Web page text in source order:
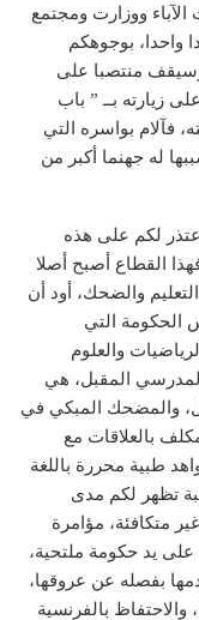
ووزارت ومجتمع
واحدا، بوجوهكم
منتصبا على
زيارته بــ ” باب
فآلام بواسره التي
له جهنما أكبر من
لكم على هذه
القطاع أصبح أصلا
والضحك، أود أن
التي
والعلوم
المدرسي المقبل، هي
والمضحك المبكي في
بالعلاقات مع
طبية محررة باللغة
تظهر لكم مدى
متكافئة، مؤامرة
على يد حكومة ملتحية،
بفصله عن عروقها،
والاحتفاظ بالفرنسية